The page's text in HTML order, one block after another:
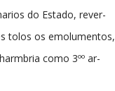
do Estado, rever-
tolos os emolumentos,
como 3ºº ar-